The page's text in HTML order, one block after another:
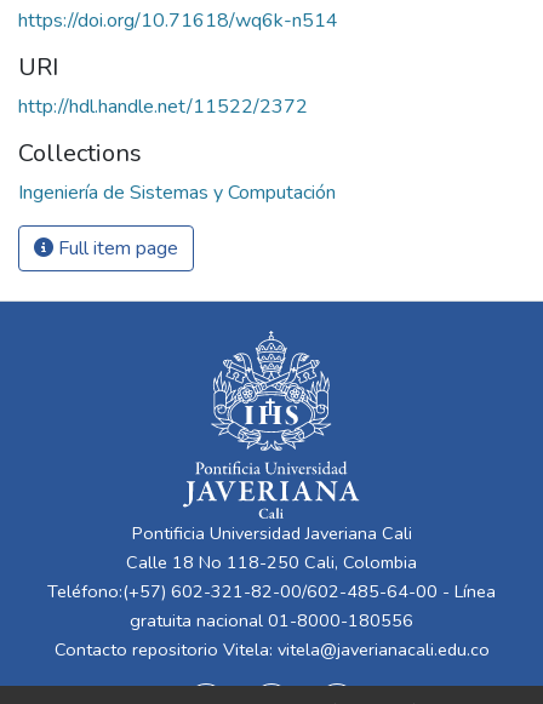
https://doi.org/10.71618/wq6k-n514
URI
http://hdl.handle.net/11522/2372
Collections
Ingeniería de Sistemas y Computación
Full item page
Pontificia Universidad Javeriana Cali
Calle 18 No 118-250 Cali, Colombia
Teléfono:(+57) 602-321-82-00/602-485-64-00 - Línea
gratuita nacional 01-8000-180556
Contacto repositorio Vitela: vitela@javerianacali.edu.co